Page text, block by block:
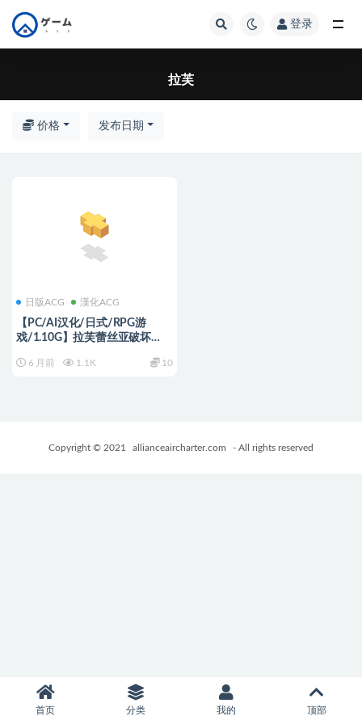
登录
拉芙
价格 发布日期
日版ACG 漢化ACG
【PC/AI汉化/日式/RPG游
戏/1.10G】拉芙蕾丝亚破坏
Ver2.0.3 AI汉化版+全回想存档
6 月前 1.1K 10
Copyright © 2021 allianceaircharter.com - All rights reserved
首页 分类 我的 顶部